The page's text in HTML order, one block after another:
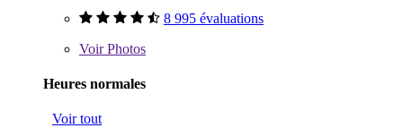
8 995 évaluations
VoirPhotos
Heures normales
Voir tout